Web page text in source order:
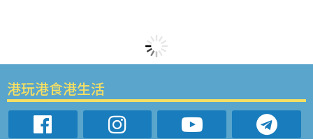
港玩港食港生活